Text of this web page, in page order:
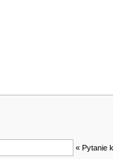
« Pytanie